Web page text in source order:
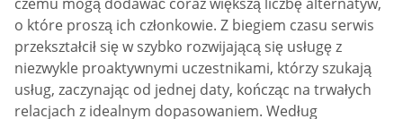
o które proszą ich członkowie. Z biegiem czasu serwis
przekształcił się w szybko rozwijającą się usługę z
niezwykle proaktywnymi uczestnikami, którzy szukają
usług, zaczynając od jednej daty, kończąc na trwałych
relacjach z idealnym dopasowaniem. Według